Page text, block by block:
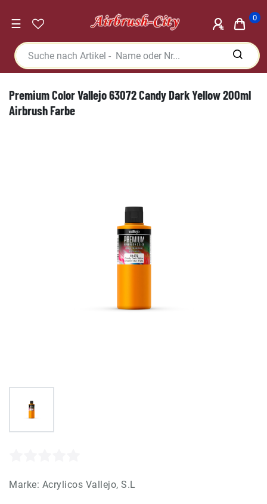
☰ 0
Premium Color Vallejo 63072 Candy Dark Yellow 200ml
Airbrush Farbe
Marke: Acrylicos Vallejo, S.L